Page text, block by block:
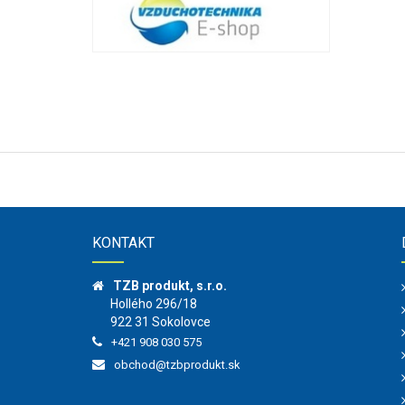
KONTAKT
TZB produkt, s.r.o.
Hollého 296/18
922 31 Sokolovce
+421 908 030 575
obchod@tzbprodukt.sk